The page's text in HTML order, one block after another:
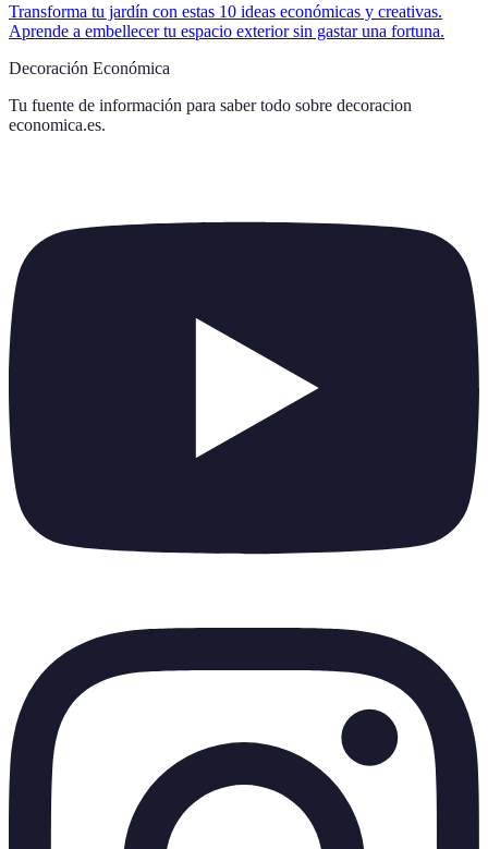
Transforma tu jardín con estas 10 ideas económicas y creativas.
Aprende a embellecer tu espacio exterior sin gastar una fortuna.
Decoración Económica
Tu fuente de información para saber todo sobre decoracion
economica.es.